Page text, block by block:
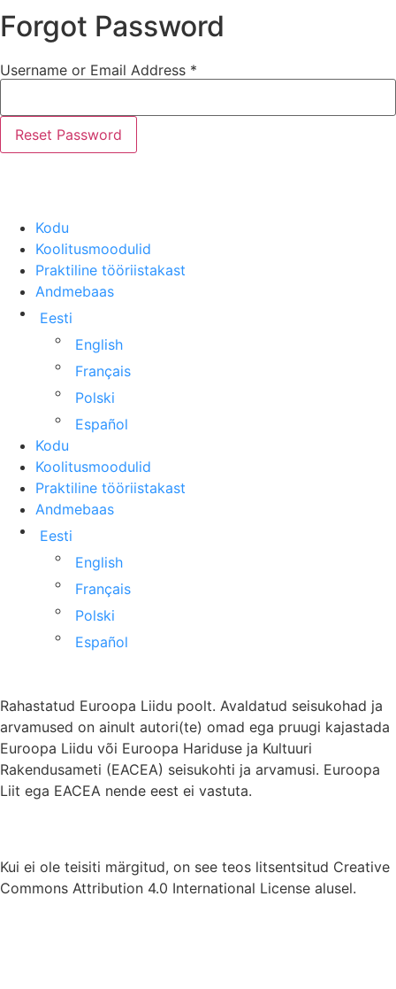
Forgot Password
Username or Email Address *
Kodu
Koolitusmoodulid
Praktiline tööriistakast
Andmebaas
Eesti
English
Français
Polski
Español
Kodu
Koolitusmoodulid
Praktiline tööriistakast
Andmebaas
Eesti
English
Français
Polski
Español
Rahastatud Euroopa Liidu poolt. Avaldatud seisukohad ja
arvamused on ainult autori(te) omad ega pruugi kajastada
Euroopa Liidu või Euroopa Hariduse ja Kultuuri
Rakendusameti (EACEA) seisukohti ja arvamusi. Euroopa
Liit ega EACEA nende eest ei vastuta.
Kui ei ole teisiti märgitud, on see teos litsentsitud Creative
Commons Attribution 4.0 International License alusel.